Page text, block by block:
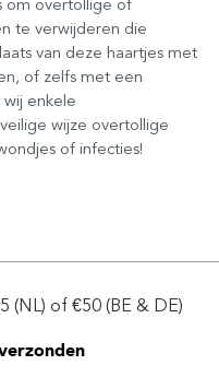
om overtollige of
te verwijderen die
van deze haartjes met
of zelfs met een
enkele
wijze overtollige
of infecties!
(NL) of €50 (BE & DE)